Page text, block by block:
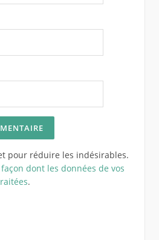
pour réduire les indésirables.
dont les données de vos
.